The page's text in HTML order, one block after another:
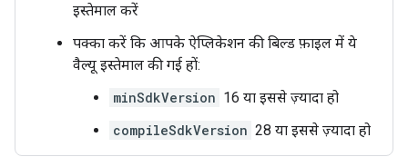
इस्तेमाल करें
पक्का करें कि आपके ऐप्लिकेशन की बिल्ड फ़ाइल में ये
वैल्यू इस्तेमाल की गई हों:
minSdkVersion 16 या इससे ज़्यादा हो
compileSdkVersion 28 या इससे ज़्यादा हो